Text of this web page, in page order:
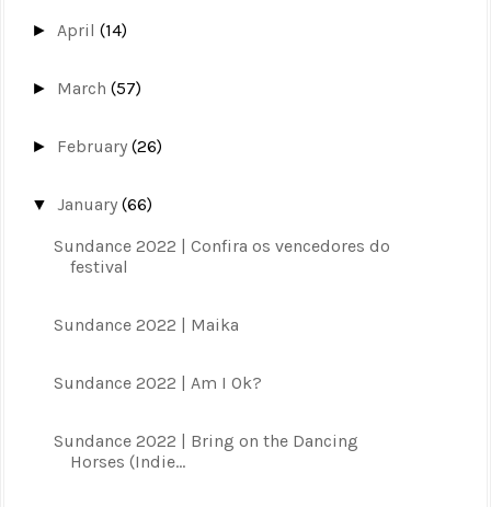
► April(14)
► March(57)
► February(26)
▼January(66)
Sundance 2022 | Confira os vencedores do
festival
Sundance 2022 | Maika
Sundance 2022 | Am I Ok?
Sundance 2022 | Bring on the Dancing
Horses (Indie...